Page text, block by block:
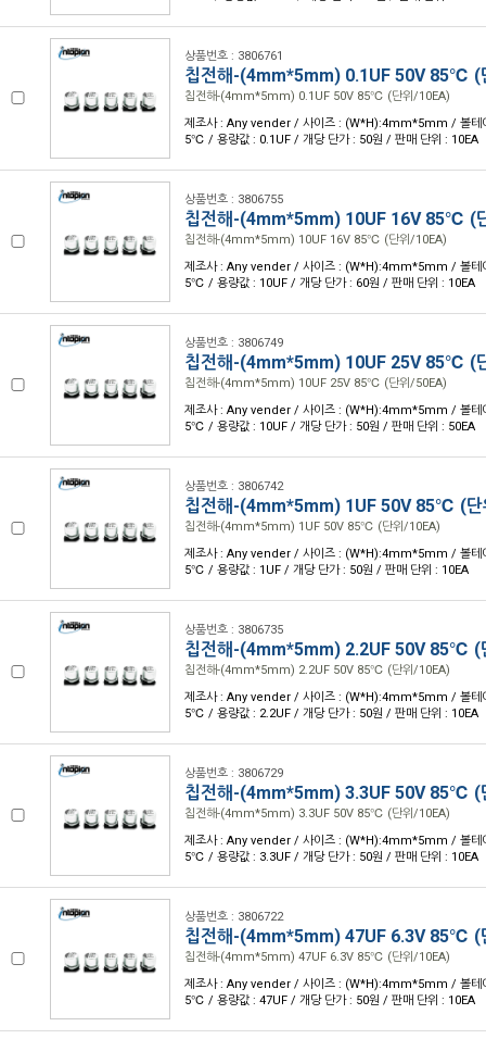
상품번호 : 3806761
칩전해-(4mm*5mm) 0.1UF 50V 85℃ (
칩전해-(4mm*5mm) 0.1UF 50V 85℃ (단위/10EA)
제조사 : Any vender / 사이즈 : (W*H):4mm*5mm / 볼테
5℃ / 용량값 : 0.1UF / 개당 단가 : 50원 / 판매 단위 : 10EA
상품번호 : 3806755
칩전해-(4mm*5mm) 10UF 16V 85℃ (
칩전해-(4mm*5mm) 10UF 16V 85℃ (단위/10EA)
제조사 : Any vender / 사이즈 : (W*H):4mm*5mm / 볼테
5℃ / 용량값 : 10UF / 개당 단가 : 60원 / 판매 단위 : 10EA
상품번호 : 3806749
칩전해-(4mm*5mm) 10UF 25V 85℃ (
칩전해-(4mm*5mm) 10UF 25V 85℃ (단위/50EA)
제조사 : Any vender / 사이즈 : (W*H):4mm*5mm / 볼테
5℃ / 용량값 : 10UF / 개당 단가 : 50원 / 판매 단위 : 50EA
상품번호 : 3806742
칩전해-(4mm*5mm) 1UF 50V 85℃ (단
칩전해-(4mm*5mm) 1UF 50V 85℃ (단위/10EA)
제조사 : Any vender / 사이즈 : (W*H):4mm*5mm / 볼테
5℃ / 용량값 : 1UF / 개당 단가 : 50원 / 판매 단위 : 10EA
상품번호 : 3806735
칩전해-(4mm*5mm) 2.2UF 50V 85℃ (
칩전해-(4mm*5mm) 2.2UF 50V 85℃ (단위/10EA)
제조사 : Any vender / 사이즈 : (W*H):4mm*5mm / 볼테
5℃ / 용량값 : 2.2UF / 개당 단가 : 50원 / 판매 단위 : 10EA
상품번호 : 3806729
칩전해-(4mm*5mm) 3.3UF 50V 85℃ (
칩전해-(4mm*5mm) 3.3UF 50V 85℃ (단위/10EA)
제조사 : Any vender / 사이즈 : (W*H):4mm*5mm / 볼테
5℃ / 용량값 : 3.3UF / 개당 단가 : 50원 / 판매 단위 : 10EA
상품번호 : 3806722
칩전해-(4mm*5mm) 47UF 6.3V 85℃ (
칩전해-(4mm*5mm) 47UF 6.3V 85℃ (단위/10EA)
제조사 : Any vender / 사이즈 : (W*H):4mm*5mm / 볼테
5℃ / 용량값 : 47UF / 개당 단가 : 50원 / 판매 단위 : 10EA